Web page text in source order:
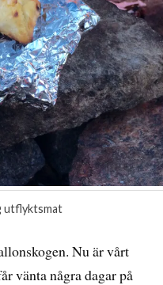
utflyktsmat
Nu är vårt
vänta några dagar på